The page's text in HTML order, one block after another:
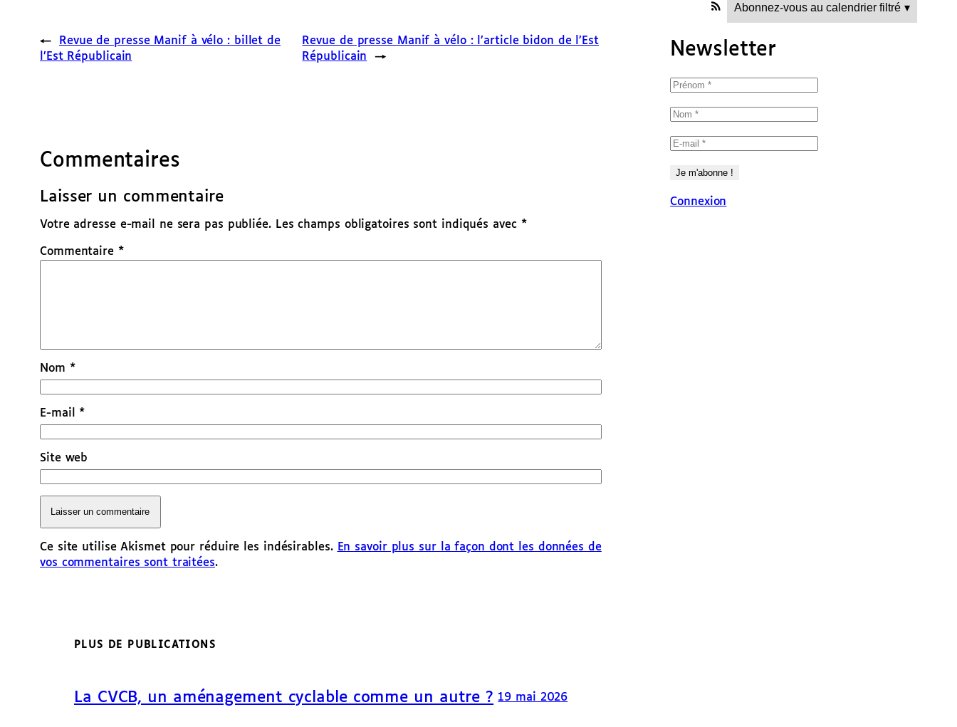
←
Revue de presse Manif à vélo : billet de
l’Est Républicain
Revue de presse Manif à vélo : l’article bidon de l’Est
Républicain
→
Commentaires
Laisser un commentaire
Votre adresse e-mail ne sera pas publiée. Les champs obligatoires sont indiqués avec *
Commentaire *
Nom *
E-mail *
Site web
Ce site utilise Akismet pour réduire les indésirables. En savoir plus sur la façon dont les données de
vos commentaires sont traitées.
PLUS DE PUBLICATIONS
La CVCB, un aménagement cyclable comme un autre ? 19 mai 2026
Abonnez-vous au calendrier filtré ▾
Newsletter
Connexion